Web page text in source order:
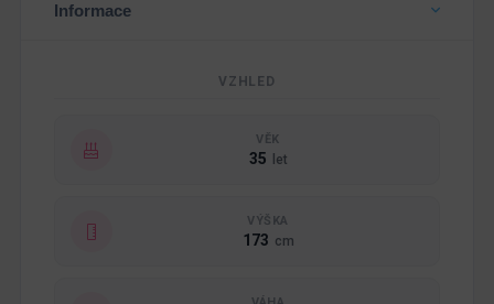
Informace
VZHLED
VĚK
35 let
VÝŠKA
173 cm